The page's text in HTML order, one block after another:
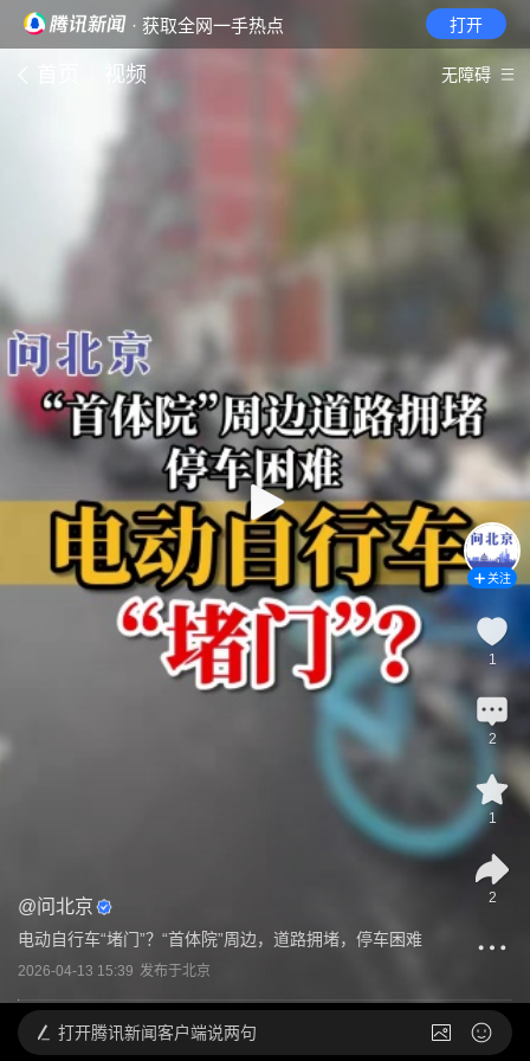
· 获取全网一手热点 打开
视频 无障碍
@问北京
电动自行车“堵门”？“首体院”周边，道路拥堵，停车困难
2026-04-13 15:39 发布于北京
关注
1
2
1
2
打开腾讯新闻客户端说两句